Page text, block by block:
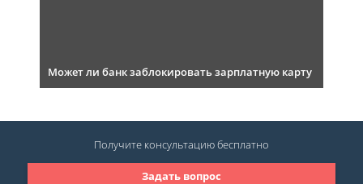
Может ли банк заблокировать зарплатную карту
Задать вопрос
Получите консультациюбесплатно